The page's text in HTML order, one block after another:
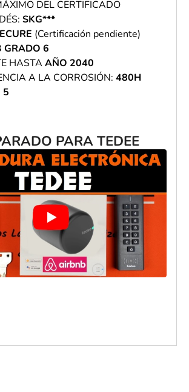
DEL CERTIFICADO
SKG***
(Certificación pendiente)
GRADO 6
HASTA AÑO 2040
A LA CORROSIÓN: 480H
5
PARA TEDEE